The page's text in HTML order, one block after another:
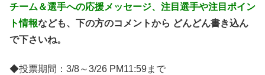
チーム＆選手への応援メッセージ、注目選手や注目ポイン
ト情報なども、下の方のコメントから どんどん書き込ん
で下さいね。
◆投票期間：3/8～3/26 PM11:59まで